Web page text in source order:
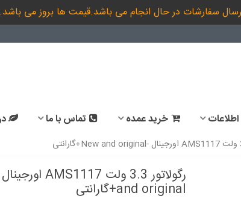
سفارشات در حال انجام می باشد.قیمت ها بروز می باشد.
اطلاعات خرید عمده تماس با ما
and original+گارانتی